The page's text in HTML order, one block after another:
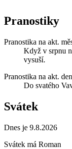
Pranostiky
Pranostika na akt.
Když v srpnu
vysuší.
Pranostika na akt. den
Do svatého
Svátek
Dnes je 9.8.2026
Svátek má Roman